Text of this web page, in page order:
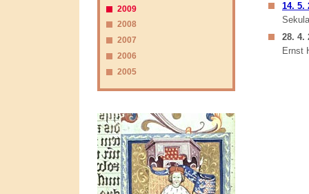
14. 5.
28. 4.
Ernst
2009
2008
2007
2006
2005